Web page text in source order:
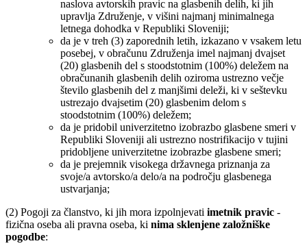
naslova avtorskih pravic na glasbenih delih, ki jih
upravlja Združenje, v višini najmanj minimalnega
letnega dohodka v Republiki Sloveniji;
da je v treh (3) zaporednih letih, izkazano v vsakem letu
posebej, v obračunu Združenja imel najmanj dvajset
(20) glasbenih del s stoodstotnim (100%) deležem na
obračunanih glasbenih delih oziroma ustrezno večje
število glasbenih del z manjšimi deleži, ki v seštevku
ustrezajo dvajsetim (20) glasbenim delom s
stoodstotnim (100%) deležem;
da je pridobil univerzitetno izobrazbo glasbene smeri v
Republiki Sloveniji ali ustrezno nostrifikacijo v tujini
pridobljene univerzitetne izobrazbe glasbene smeri;
da je prejemnik visokega državnega priznanja za
svoje/a avtorsko/a delo/a na področju glasbenega
ustvarjanja;
(2) Pogoji za članstvo, ki jih mora izpolnjevati imetnik pravic -
fizična oseba ali pravna oseba, ki nima sklenjene založniške
pogodbe: